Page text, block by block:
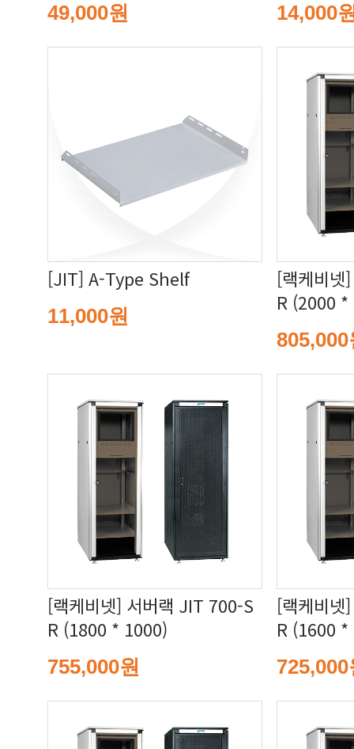
49,000원 14,000
[JIT] A-Type Shelf
11,000원
R (2000
805,000
R (1800 * 1000)
755,000원
R (1600
725,000